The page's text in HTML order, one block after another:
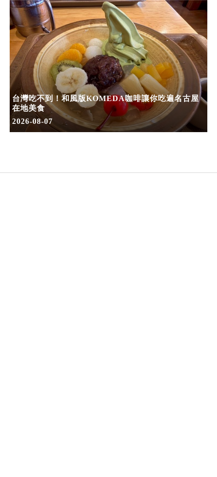
台灣吃不到！和風版KOMEDA咖啡讓你吃遍名古屋
在地美食
2026-08-07